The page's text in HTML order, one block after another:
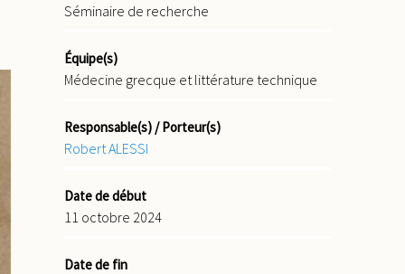
Séminaire de recherche
Équipe(s)
Médecine grecque et littérature technique
Responsable(s) / Porteur(s)
Robert ALESSI
Date de début
11 octobre 2024
Date de fin